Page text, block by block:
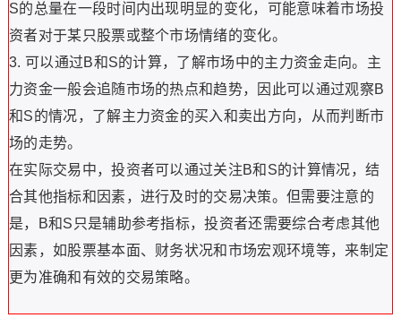
S的总量在一段时间内出现明显的变化，可能意味着市场投
资者对于某只股票或整个市场情绪的变化。
3. 可以通过B和S的计算，了解市场中的主力资金走向。主
力资金一般会追随市场的热点和趋势，因此可以通过观察B
和S的情况，了解主力资金的买入和卖出方向，从而判断市
场的走势。
在实际交易中，投资者可以通过关注B和S的计算情况，结
合其他指标和因素，进行及时的交易决策。但需要注意的
是，B和S只是辅助参考指标，投资者还需要综合考虑其他
因素，如股票基本面、财务状况和市场宏观环境等，来制定
更为准确和有效的交易策略。